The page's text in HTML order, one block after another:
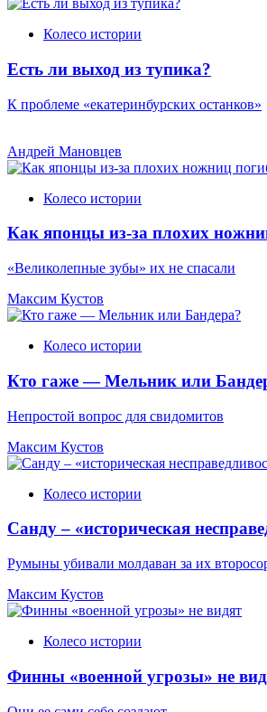
Колесо истории
Есть ли выход из тупика?
К проблеме «екатеринбурских останков»
Андрей Мановцев
Колесо истории
Как японцы из-за плохих
«Великолепные зубы» их не спасали
Максим Кустов
Колесо истории
Кто гаже — Мельник или
Непростой вопрос для свидомитов
Максим Кустов
Колесо истории
Санду – «историческая
Румыны убивали молдаван за их
Максим Кустов
Колесо истории
Финны «военной угрозы» не